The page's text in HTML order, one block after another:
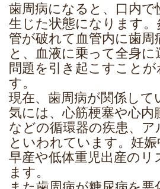
歯周病になると、口内で
生じた状態になります。
管が破れて血管内に歯周
と、血液に乗って全身に
問題を引き起こすことが
す。
現在、歯周病が関係して
気には、心筋梗塞や心内
などの循環器の疾患、
といわれています。妊娠
早産や低体重児出産のリ
ます。